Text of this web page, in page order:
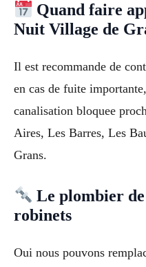
Quand faire
Nuit Village de
Il est recommande de
en cas de fuite
canalisation bloquee
Aires, Les Barres, Les
Grans.
Le plombier
robinets
Oui nous pouvons